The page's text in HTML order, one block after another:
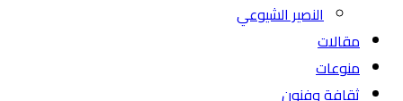
النصیر الشیوعي
مقالات
منوعات
ثقافة وفنون